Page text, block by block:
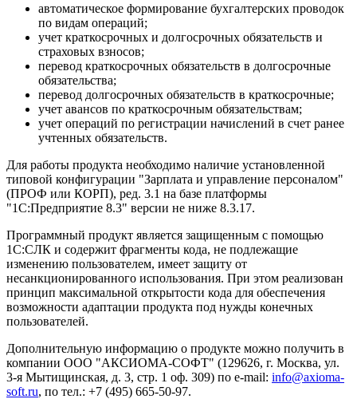
автоматическое формирование бухгалтерских проводок
по видам операций;
учет краткосрочных и долгосрочных обязательств и
страховых взносов;
перевод краткосрочных обязательств в долгосрочные
обязательства;
перевод долгосрочных обязательств в краткосрочные;
учет авансов по краткосрочным обязательствам;
учет операций по регистрации начислений в счет ранее
учтенных обязательств.
Для работы продукта необходимо наличие установленной
типовой конфигурации "Зарплата и управление персоналом"
(ПРОФ или КОРП), ред. 3.1 на базе платформы
"1С:Предприятие 8.3" версии не ниже 8.3.17.
Программный продукт является защищенным с помощью
1С:СЛК и содержит фрагменты кода, не подлежащие
изменению пользователем, имеет защиту от
несанкционированного использования. При этом реализован
принцип максимальной открытости кода для обеспечения
возможности адаптации продукта под нужды конечных
пользователей.
Дополнительную информацию о продукте можно получить в
компании ООО "АКСИОМА-СОФТ" (129626, г. Москва, ул.
3-я Мытищинская, д. 3, стр. 1 оф. 309) по e-mail: info@axioma-
soft.ru, по тел.: +7 (495) 665-50-97.